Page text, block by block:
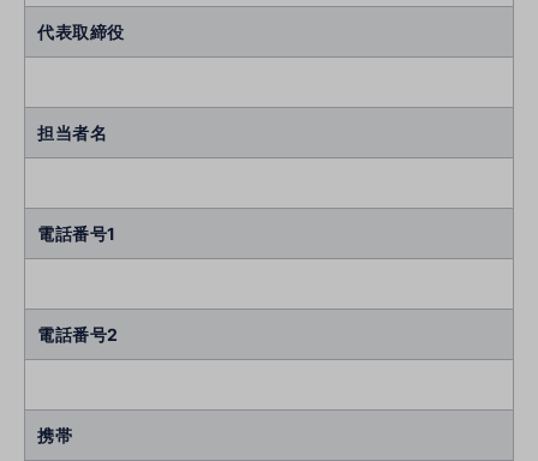
代表取締役
担当者名
電話番号1
電話番号2
携帯